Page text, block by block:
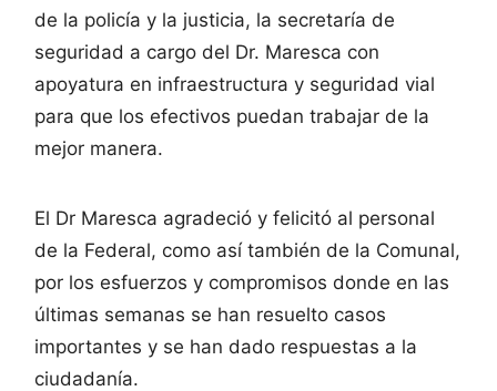
de la policía y la justicia, la secretaría de
seguridad a cargo del Dr. Maresca con
apoyatura en infraestructura y seguridad vial
para que los efectivos puedan trabajar de la
mejor manera.
El Dr Maresca agradeció y felicitó al personal
de la Federal, como así también de la Comunal,
por los esfuerzos y compromisos donde en las
últimas semanas se han resuelto casos
importantes y se han dado respuestas a la
ciudadanía.